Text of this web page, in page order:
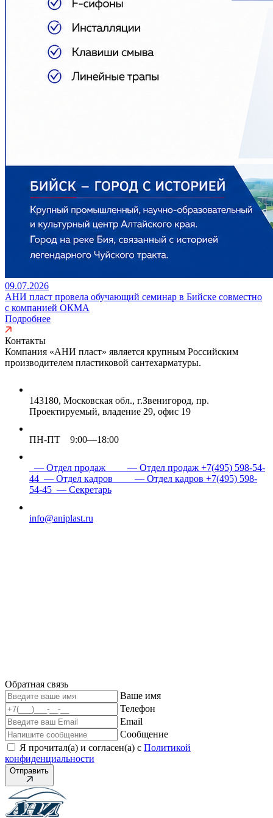
09.07.2026
АНИ пласт провела обучающий семинар в Бийске совместно
с компанией ОКМА
Подробнее
Контакты
Компания «АНИ пласт» является крупным Российским
производителем пластиковой сантехарматуры.
143180, Московская обл., г.Звенигород, пр.
Проектируемый, владение 29, офис 19
ПН-ПТ 9:00—18:00
— Отдел продаж — Отдел продаж +7(495) 598-54-
44 — Отдел кадров — Отдел кадров +7(495) 598-
54-45 — Секретарь
info@aniplast.ru
Обратная связь
Ваше имя
Телефон
Email
Сообщение
Я прочитал(а) и согласен(а) с Политикой
конфиденциальности
Отправить